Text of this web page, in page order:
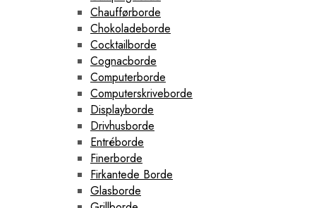
Chaufførborde
Chokoladeborde
Cocktailborde
Cognacborde
Computerborde
Computerskriveborde
Displayborde
Drivhusborde
Entréborde
Finerborde
Firkantede Borde
Glasborde